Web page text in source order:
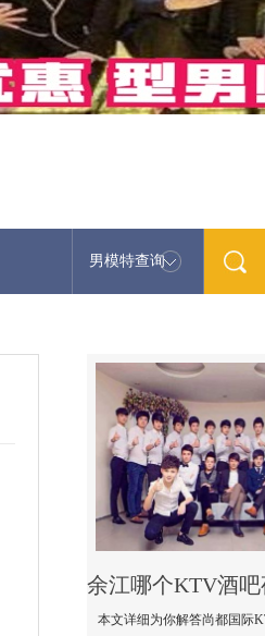
男模特查询